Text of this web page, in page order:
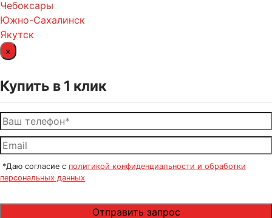
Чебоксары
Южно-Сахалинск
Якутск
×
Купить в 1 клик
*Даю согласие с политикой конфиденциальности и обработки
персональных данных